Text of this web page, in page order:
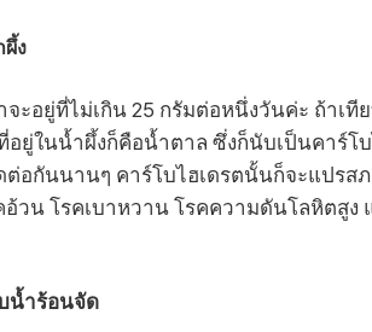
ง
ะอยู่ที่ไม่เกิน 25 กรัมต่อหนึ่งวันค่ะ ถ้าเ
อยู่ในน้ำผึ้งก็คือน้ำตาล ซึ่งก็นับเป็นคาร์
ดต่อกันนานๆ คาร์โบไฮเดรตนั้นก็จะแป
วน โรคเบาหวาน โรคความดันโลหิตสู
น้ำร้อนจัด